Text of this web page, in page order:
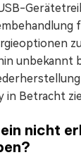
unbekannt
in Betracht
nicht